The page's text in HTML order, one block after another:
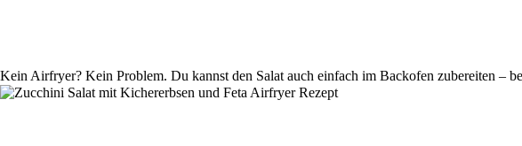
Kein Airfryer? Kein Problem. Du kannst den Salat auch einfach im Backofen zubereiten –